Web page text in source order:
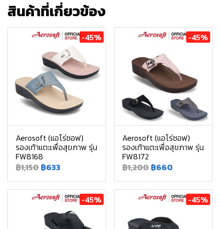
สินค้าที่เกี่ยวข้อง
-45%
Aerosoft (แอโร่ซอฟ)
รองเท้าแตะเพื่อสุขภาพ รุ่น
FW8168
฿1,150 ฿633
-45%
Aerosoft (แอโร่ซอฟ)
รองเท้าแตะเพื่อสุขภาพ รุ่น
FW8172
฿1,200 ฿660
-45% -45%